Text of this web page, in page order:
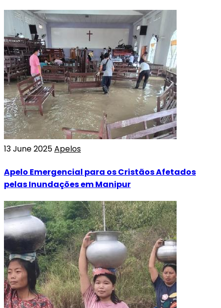
13 June 2025Apelos
Apelo Emergencial para os Cristãos Afetados
pelas Inundações em Manipur